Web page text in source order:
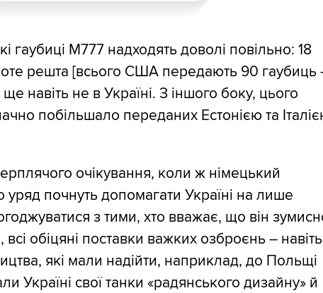
гаубиці M777 надходять доволі повільно: 18
решта [всього США передають 90 гаубиць
навіть не в Україні. З іншого боку, цього
побільшало переданих Естонією та
очікування, коли ж німецький
почнуть допомагати Україні на лише
з тими, хто вважає, що він
обіцяні поставки важких озброєнь – навіть
які мали надійти, наприклад, до Польщі
Україні свої танки «радянського дизайну» й